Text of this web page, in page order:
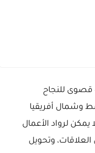
قصوى للنجاح
الأوسط وشمال أفريقيا
يمكن لرواد الأعمال
وتحويل